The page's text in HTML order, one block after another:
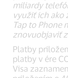
miliardy
využiť ich ako
Tap to Phone
znovuobjaviť
Platby
platby v ére
Visa